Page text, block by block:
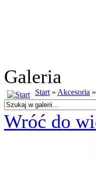
Galeria
Start » Akcesoria »
Wróć do